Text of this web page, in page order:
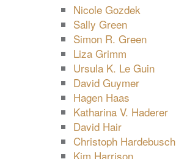
Nicole Gozdek
Sally Green
Simon R. Green
Liza Grimm
Ursula K. Le Guin
David Guymer
Hagen Haas
Katharina V. Haderer
David Hair
Christoph Hardebusch
Kim Harrison